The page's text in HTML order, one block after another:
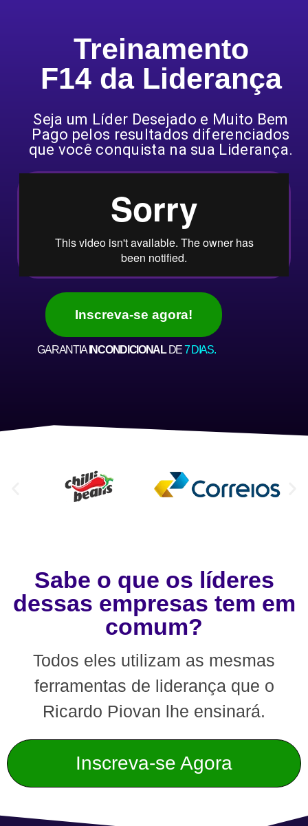
Treinamento
F14 da Liderança
Seja um Líder Desejado e Muito Bem
Pago pelos resultados diferenciados
que você conquista na sua Liderança.
Inscreva-se agora!
GARANTIA INCONDICIONAL DE7 DIAS.
Sabe o que os líderes
dessas empresas tem em
comum?
Todos eles utilizam as mesmas
ferramentas de liderança que o
Ricardo Piovan lhe ensinará.
Inscreva-se Agora